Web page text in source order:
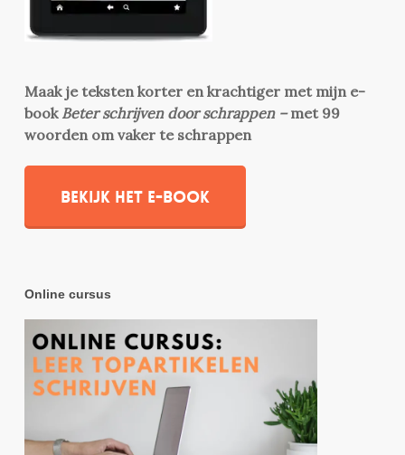
Maak je teksten korter en krachtiger met mijn e-
book Beter schrijven door schrappen –met 99
woorden om vaker te schrappen
Bekijk het e-book
Online cursus